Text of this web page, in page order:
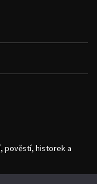
pověstí, historek a